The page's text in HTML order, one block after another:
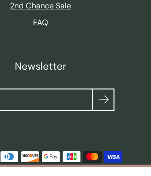
2nd Chance Sale
FAQ
Newsletter